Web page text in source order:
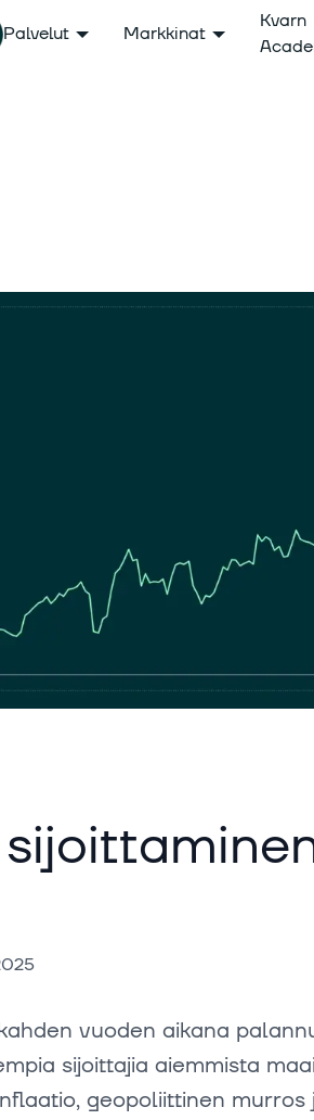
Palvelut Markkinat
Kvarn
vuoden aikana
sijoittajia aiemmista
geopoliittinen